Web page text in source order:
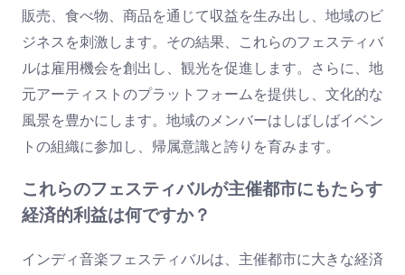
販売、食べ物、商品を通じて収益を生み出し、地域のビ
ジネスを刺激します。その結果、これらのフェスティバ
ルは雇用機会を創出し、観光を促進します。さらに、地
元アーティストのプラットフォームを提供し、文化的な
風景を豊かにします。地域のメンバーはしばしばイベン
トの組織に参加し、帰属意識と誇りを育みます。
これらのフェスティバルが主催都市にもたらす
経済的利益は何ですか？
インディ音楽フェスティバルは、主催都市に大きな経済